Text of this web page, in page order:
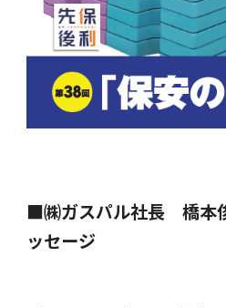
■㈱ガスパル社長 橋本
ッセージ